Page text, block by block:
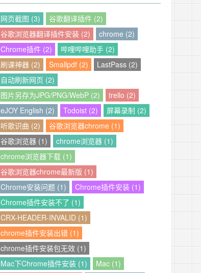
网页截图 (3)
谷歌翻译插件 (2)
谷歌浏览器翻译插件安装 (2)
chrome (2)
Chrome插件 (2)
哔哩哔哩助手 (2)
刷课神器 (2)
Smallpdf (2)
LastPass (2)
自动刷新网页 (2)
图片另存为JPG/PNG/WebP (2)
trello (2)
eJOY English (2)
Todoist (2)
屏幕录制 (2)
听歌识曲 (2)
谷歌浏览器chrome (1)
谷歌浏览器 (1)
chrome浏览器 (1)
chrome浏览器下载 (1)
谷歌浏览器chrome最新版 (1)
Chrome安装问题 (1)
Chrome插件安装 (1)
Chrome插件安装不了 (1)
CRX-HEADER-INVALID (1)
chrome插件安装出错 (1)
chrome插件安装包无效 (1)
Mac下Chrome插件安装 (1)
Mac (1)